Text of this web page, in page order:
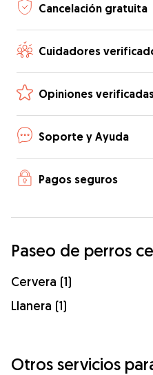
Cancelación gratuita
Cuidadores
Opiniones
Soporte y Ayuda
Pagos seguros
Paseo de perros
Cervera (1)
Llanera (1)
Otros servicios